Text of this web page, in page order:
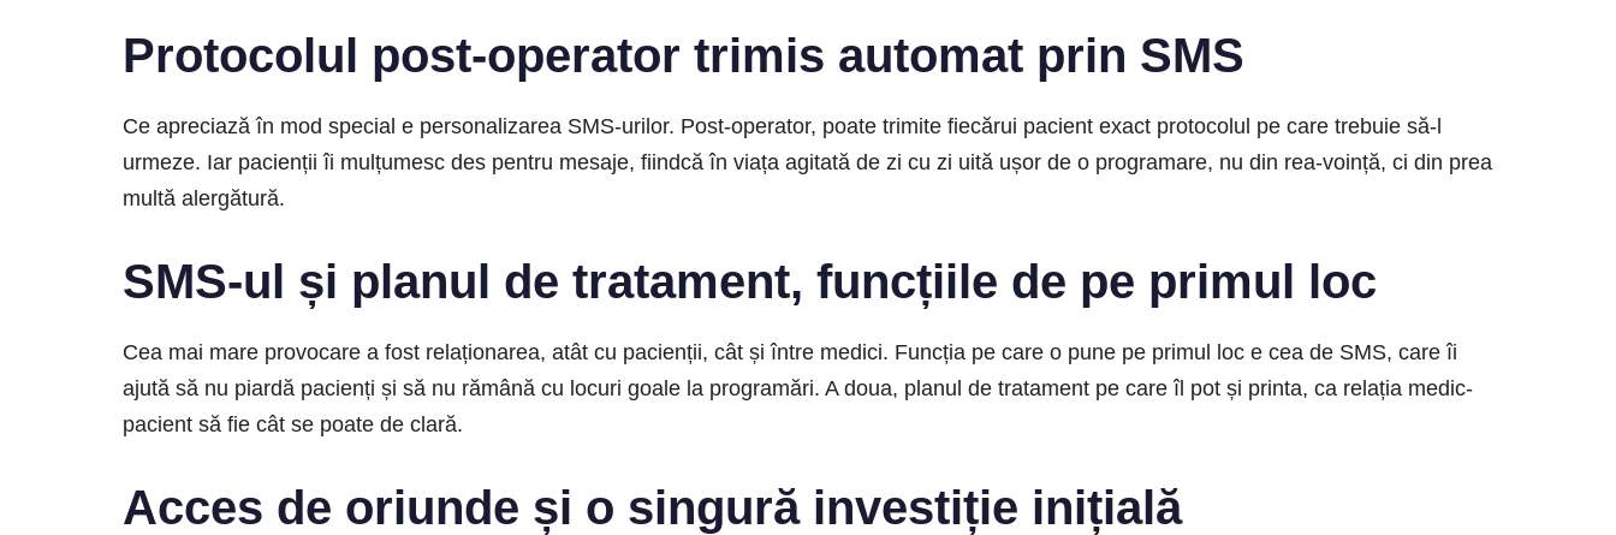
Protocolul post-operator trimis automat prin SMS
Ce apreciază în mod special e personalizarea SMS-urilor. Post-operator, poate trimite fiecărui pacient exact protocolul pe care trebuie să-l
urmeze. Iar pacienții îi mulțumesc des pentru mesaje, fiindcă în viața agitată de zi cu zi uită ușor de o programare, nu din rea-voință, ci din prea
multă alergătură.
SMS-ul și planul de tratament, funcțiile de pe primul loc
Cea mai mare provocare a fost relaționarea, atât cu pacienții, cât și între medici. Funcția pe care o pune pe primul loc e cea de SMS, care îi
ajută să nu piardă pacienți și să nu rămână cu locuri goale la programări. A doua, planul de tratament pe care îl pot și printa, ca relația medic-
pacient să fie cât se poate de clară.
Acces de oriunde și o singură investiție inițială